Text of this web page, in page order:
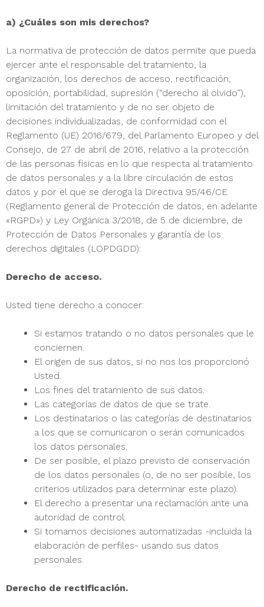
a) ¿Cuáles son mis derechos?
La normativa de protección de datos permite que pueda
ejercer ante el responsable del tratamiento, la
organización, los derechos de acceso, rectificación,
oposición, portabilidad, supresión (“derecho al olvido”),
limitación del tratamiento y de no ser objeto de
decisiones individualizadas, de conformidad con el
Reglamento (UE) 2016/679, del Parlamento Europeo y del
Consejo, de 27 de abril de 2016, relativo a la protección
de las personas físicas en lo que respecta al tratamiento
de datos personales y a la libre circulación de estos
datos y por el que se deroga la Directiva 95/46/CE
(Reglamento general de Protección de datos, en adelante
«RGPD») y Ley Orgánica 3/2018, de 5 de diciembre, de
Protección de Datos Personales y garantía de los
derechos digitales (LOPDGDD):
Derecho de acceso.
Usted tiene derecho a conocer:
Si estamos tratando o no datos personales que le
conciernen.
El origen de sus datos, si no nos los proporcionó
Usted.
Los fines del tratamiento de sus datos.
Las categorías de datos de que se trate.
Los destinatarios o las categorías de destinatarios
a los que se comunicaron o serán comunicados
los datos personales.
De ser posible, el plazo previsto de conservación
de los datos personales (o, de no ser posible, los
criterios utilizados para determinar este plazo).
El derecho a presentar una reclamación ante una
autoridad de control.
Si tomamos decisiones automatizadas -incluida la
elaboración de perfiles- usando sus datos
personales.
Derecho de rectificación.